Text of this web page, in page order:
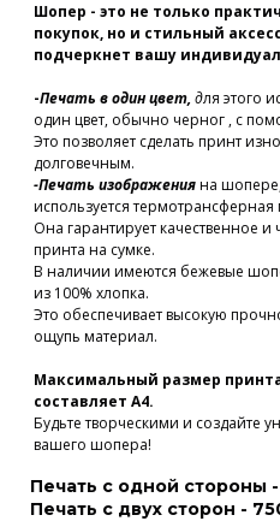
Печать с одной стороны
Печать с двух сторон -
Шопер - это не только
покупок, но и стильный
подчеркнет вашу
-Печать в один цвет,для этого
один цвет, обычно черног , с
Это позволяет сделать принт
долговечным.
-Печать изображенияна
используется термотрансферная
Она гарантирует качественное и
принта на сумке.
В наличии имеются бежевые
из 100% хлопка.
Это обеспечивает высокую
ощупь материал.
Максимальный размер
составляет А4.
Будьте творческими и создайте
вашего шопера!